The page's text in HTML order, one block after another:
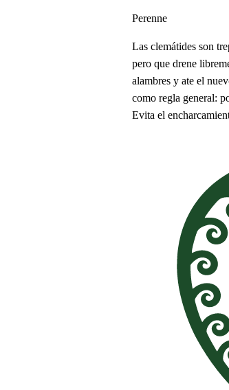
Perenne
Las clemátides son
pero que drene
alambres y ate el
como regla general:
Evita el